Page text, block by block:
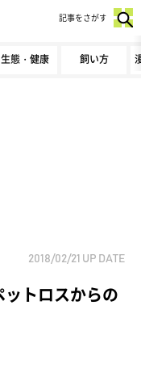
生態・健康 飼い方
記事をさがす
2018/02/21 UP DATE
トロスからの